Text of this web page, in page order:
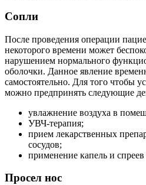
Сопли
После проведения операции
некоторого времени может
нарушением нормального
оболочки. Данное явление
самостоятельно. Для того чтобы
можно предпринять следующие
увлажнение воздуха в
УВЧ-терапия;
прием лекарственных
сосудов;
применение капель и спреев
Просел нос